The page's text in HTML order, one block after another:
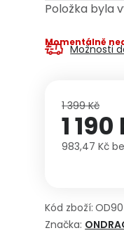
Položka byla
Momentálně
Možnosti
1 399 Kč
1
983,47 Kč
Kód zboží:
Značka: